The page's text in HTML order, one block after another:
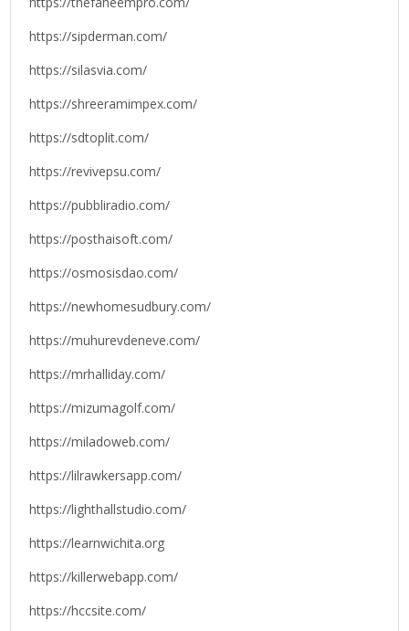
https://sipderman.com/
https://silasvia.com/
https://shreeramimpex.com/
https://sdtoplit.com/
https://revivepsu.com/
https://pubbliradio.com/
https://posthaisoft.com/
https://osmosisdao.com/
https://newhomesudbury.com/
https://muhurevdeneve.com/
https://mrhalliday.com/
https://mizumagolf.com/
https://miladoweb.com/
https://lilrawkersapp.com/
https://lighthallstudio.com/
https://learnwichita.org
https://killerwebapp.com/
https://hccsite.com/